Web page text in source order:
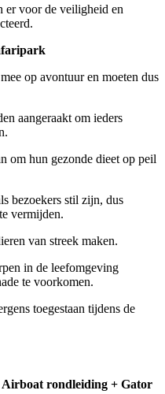
er voor de veiligheid en
op avontuur en moeten dus
aangeraakt om ieders
om hun gezonde dieet op peil
bezoekers stil zijn, dus
vermijden.
van streek maken.
in de leefomgeving
te voorkomen.
toegestaan tijdens de
rondleiding + Gator